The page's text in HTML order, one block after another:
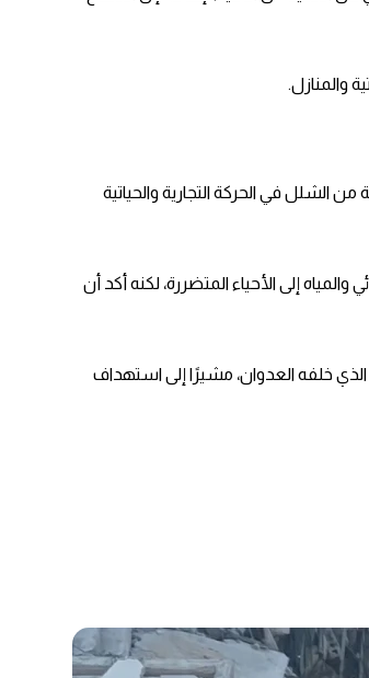
والمنازل.
الشلل في الحركة التجارية والحياتية
إلى الأحياء المتضررة، لكنه أكد أن
الذي خلفه العدوان، مشيرًا إلى استهداف